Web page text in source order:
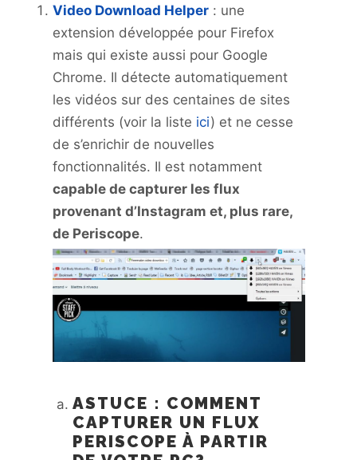
Video Download Helper: une
extension développée pour Firefox
mais qui existe aussi pour Google
Chrome. Il détecte automatiquement
les vidéos sur des centaines de sites
différents (voir la liste ici) et ne cesse
de s’enrichir de nouvelles
fonctionnalités. Il est notamment
capable de capturer les flux
provenant d’Instagram et, plus rare,
de Periscope.
ASTUCE : COMMENT
CAPTURER UN FLUX
PERISCOPE À PARTIR